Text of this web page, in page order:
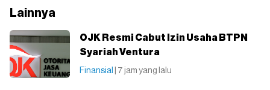
Lainnya
OJK Resmi Cabut Izin Usaha BTPN
Syariah Ventura
Finansial | 7 jam yang lalu